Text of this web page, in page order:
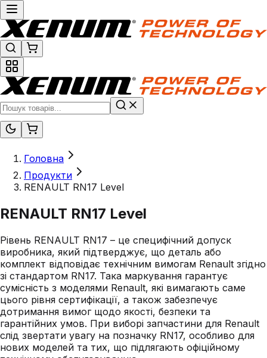
Головна
Продукти
RENAULT RN17 Level
RENAULT RN17 Level
Рівень RENAULT RN17 – це специфічний допуск
виробника, який підтверджує, що деталь або
комплект відповідає технічним вимогам Renault згідно
зі стандартом RN17. Така маркування гарантує
сумісність з моделями Renault, які вимагають саме
цього рівня сертифікації, а також забезпечує
дотримання вимог щодо якості, безпеки та
гарантійних умов. При виборі запчастини для Renault
слід звертати увагу на позначку RN17, особливо для
нових моделей та тих, що підлягають офіційному